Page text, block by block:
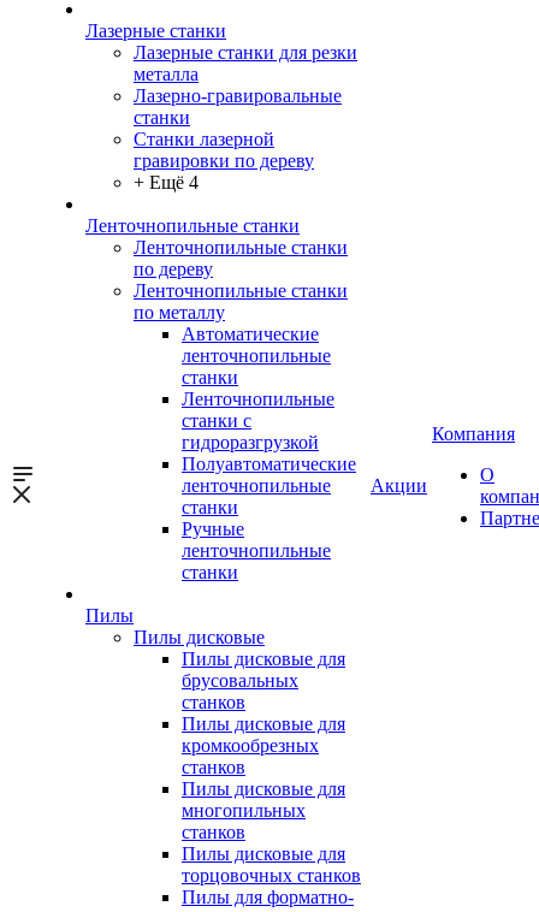
Лазерные станки
Лазерные станки для резки
металла
Лазерно-гравировальные
станки
Станки лазерной
гравировки по дереву
+ Ещё 4
Ленточнопильные станки
Ленточнопильные станки
по дереву
Ленточнопильные станки
по металлу
Автоматические
ленточнопильные
станки
Ленточнопильные
станки с
гидроразгрузкой
Полуавтоматические
ленточнопильные
станки
Ручные
ленточнопильные
станки
Пилы
Пилы дисковые
Пилы дисковые для
брусовальных
станков
Пилы дисковые для
кромкообрезных
станков
Пилы дисковые для
многопильных
станков
Пилы дисковые для
торцовочных станков
Пилы для форматно-
Акции
Компания
О